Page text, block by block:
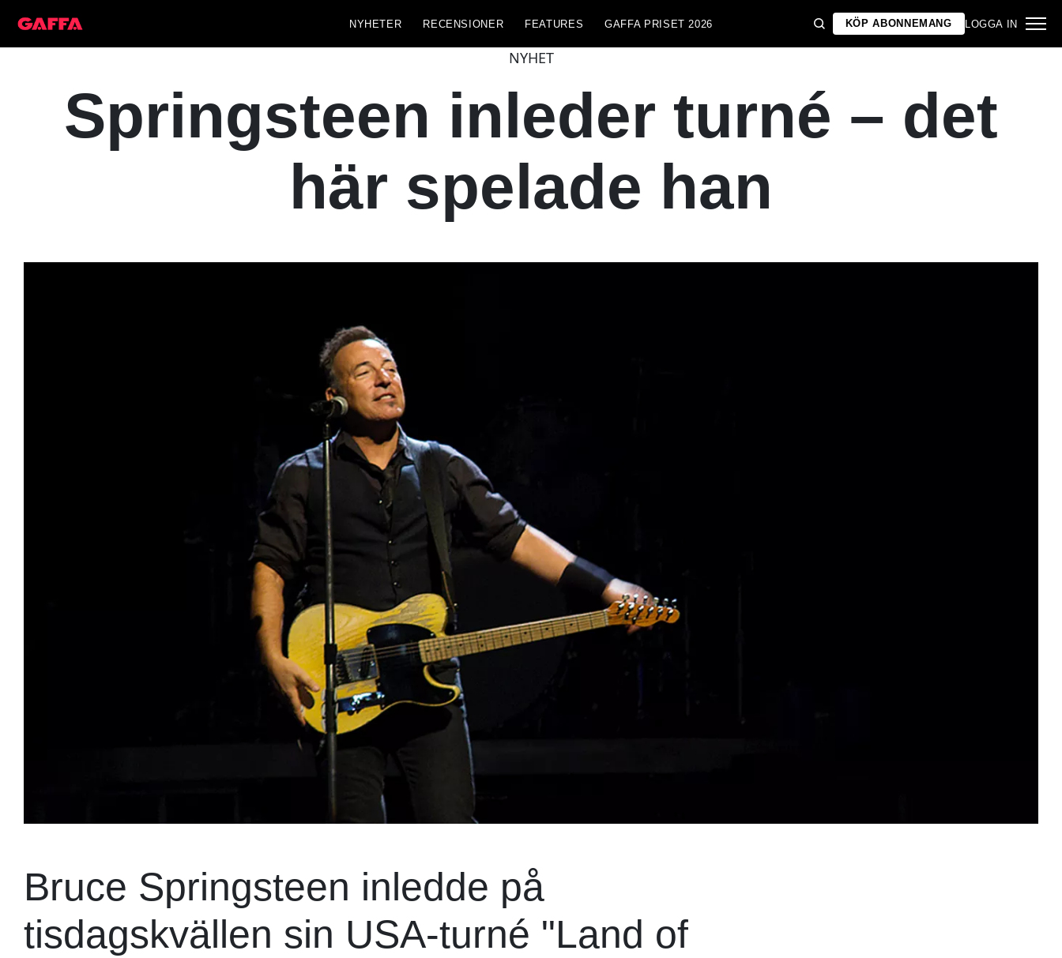
NYHETER RECENSIONER FEATURES GAFFA PRISET 2026 KÖP ABONNEMANG LOGGA IN
NYHET
Springsteen inleder turné – det
här spelade han
Bruce Springsteen inledde på
tisdagskvällen sin USA-turné "Land of